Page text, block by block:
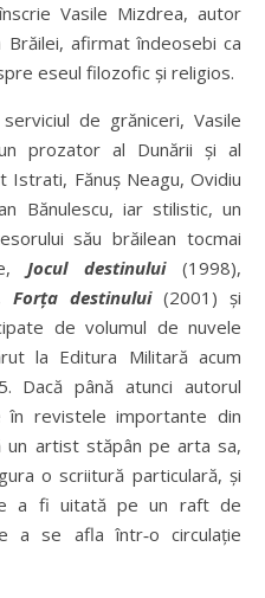
Vasile Mizdrea, autor
afirmat îndeosebi ca
eseul filozofic și religios.
de grăniceri, Vasile
prozator al Dunării și al
Istrati, Fănuș Neagu, Ovidiu
Bănulescu, iar stilistic, un
său brăilean tocmai
Jocul destinului (1998),
Forța destinului (2001) și
de volumul de nuvele
la Editura Militară acum
Dacă până atunci autorul
în revistele importante din
un artist stăpân pe arta sa,
o scriitură particulară, și
a fi uitată pe un raft de
a se afla într‑o circulație